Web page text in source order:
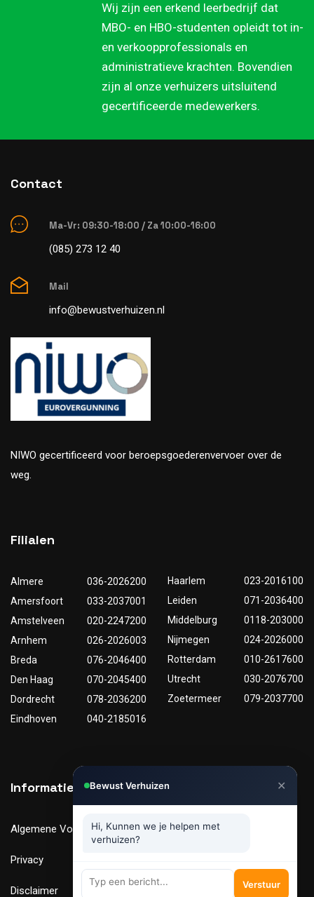
Wij zijn een erkend leerbedrijf dat
MBO- en HBO-studenten opleidt tot in-
en verkoopprofessionals en
administratieve krachten. Bovendien
zijn al onze verhuizers uitsluitend
gecertificeerde medewerkers.
Contact
Ma-Vr: 09:30-18:00 / Za 10:00-16:00
(085) 273 12 40
Mail
info@bewustverhuizen.nl
NIWO gecertificeerd voor beroepsgoederenvervoer over de
weg.
Filialen
Almere
036-2026200
Amersfoort
033-2037001
Amstelveen
020-2247200
Arnhem
026-2026003
Breda
076-2046400
Den Haag
070-2045400
Dordrecht
078-2036200
Eindhoven
040-2185016
Haarlem
023-2016100
Leiden
071-2036400
Middelburg
0118-203000
Nijmegen
024-2026000
Rotterdam
010-2617600
Utrecht
030-2076700
Zoetermeer
079-2037700
Informatie
Algemene Voorwaarden
Privacy
Disclaimer
Nuttige links
Tarieven
Bewust Verhuizen ✕
Hi, Kunnen we je helpen met
verhuizen?
Verstuur